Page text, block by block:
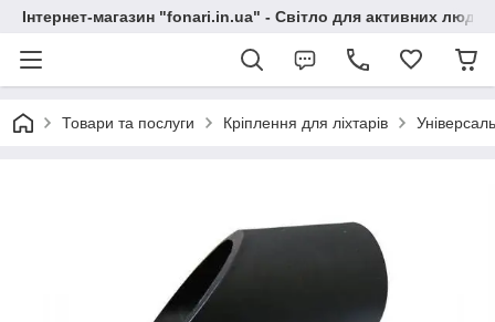
Інтернет-магазин "fonari.in.ua" - Світло для активних людей
Товари та послуги Кріплення для ліхтарів